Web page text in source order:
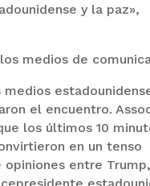
y la paz»,
medios de
medios
el encuentro.
los últimos 10
en un tenso
entre Trump,